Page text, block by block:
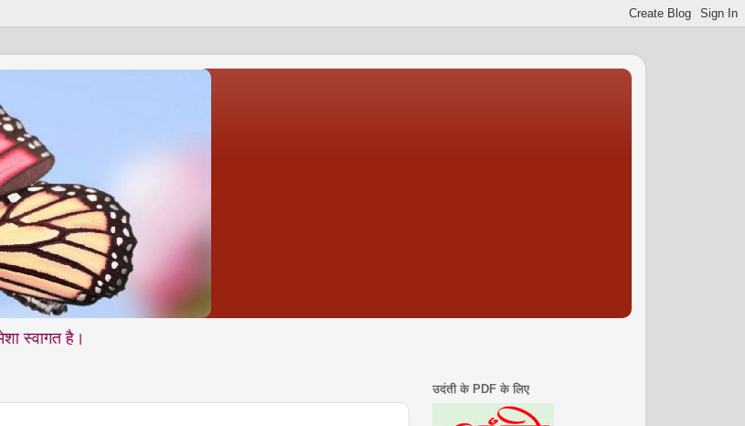
उदंती के PDF के लिए